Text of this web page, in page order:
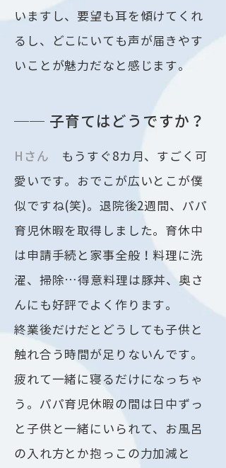
いますし、要望も耳を傾けてくれ
るし、どこにいても声が届きやす
いことが魅力だなと感じます。
── 子育てはどうですか？
Hさん もうすぐ8カ月、すごく可
愛いです。おでこが広いとこが僕
似ですね(笑)。退院後2週間、パパ
育児休暇を取得しました。育休中
は申請手続と家事全般！料理に洗
濯、掃除…得意料理は豚丼、奥さ
んにも好評でよく作ります。
終業後だけだとどうしても子供と
触れ合う時間が足りないんです。
疲れて一緒に寝るだけになっちゃ
う。パパ育児休暇の間は日中ずっ
と子供と一緒にいられて、お風呂
の入れ方とか抱っこの力加減と